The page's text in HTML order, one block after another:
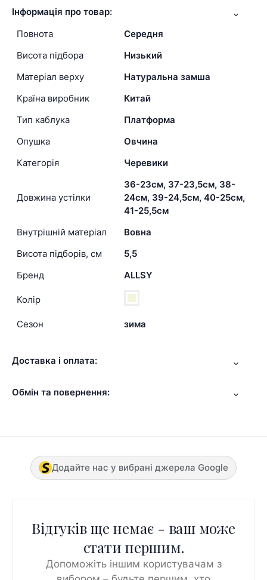
Інформація про товар:
Повнота
Середня
Висота підбора
Низький
Матеріал верху
Натуральна замша
Країна виробник
Китай
Тип каблука
Платформа
Опушка
Овчина
Категорія
Черевики
Довжина устілки
36-23см, 37-23,5см, 38-
24см, 39-24,5см, 40-25см,
41-25,5см
Внутрішній матеріал
Вовна
Висота підборів, см
5,5
Бренд
ALLSY
Колір
Сезон зима
Доставка і оплата:
Обмін та повернення:
Додайте нас у вибрані джерела Google
Відгуків ще немає - ваш може
стати першим.
Допоможіть іншим користувачам з